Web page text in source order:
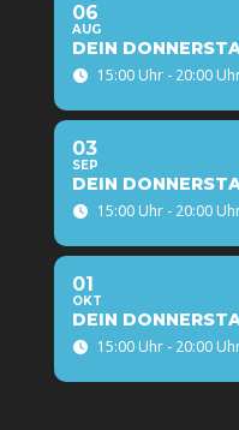
06
AUG
DEIN
15:00 Uhr - 20:00
03
SEP
DEIN
15:00 Uhr - 20:00
01
OKT
DEIN
15:00 Uhr - 20:00